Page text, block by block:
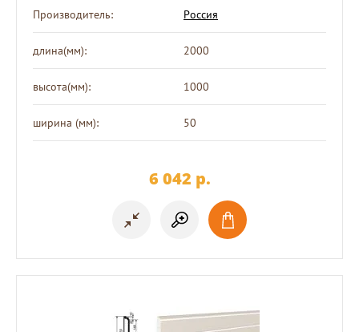
Производитель: Россия
длина(мм): 2000
высота(мм): 1000
ширина (мм): 50
6 042 p.